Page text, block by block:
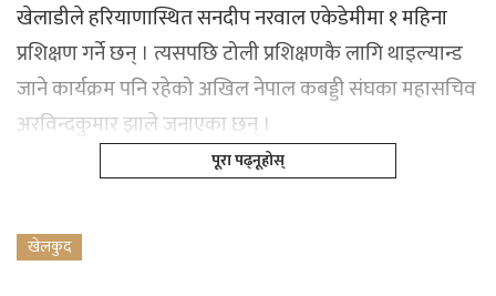
खेलाडीले हरियाणास्थित सनदीप नरवाल एकेडेमीमा १ महिना
प्रशिक्षण गर्ने छन् । त्यसपछि टोली प्रशिक्षणकै लागि थाइल्यान्ड
जाने कार्यक्रम पनि रहेको अखिल नेपाल कबड्डी संघका महासचिव
अरविन्दकुमार झाले जनाएका छन् ।
पूरा पढ्नूहोस्
खेलकुद